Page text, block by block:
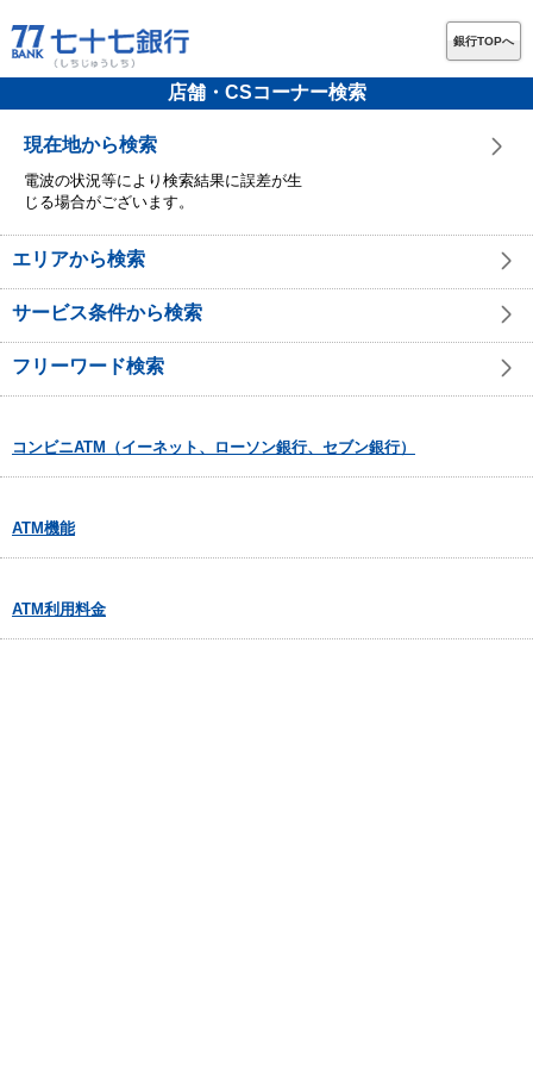
銀行TOPへ
店舗・CSコーナー検索
現在地から検索
電波の状況等により検索結果に誤差が生
じる場合がございます。
エリアから検索
サービス条件から検索
フリーワード検索
コンビニATM（イーネット、ローソン銀行、セブン銀行）
ATM機能
ATM利用料金